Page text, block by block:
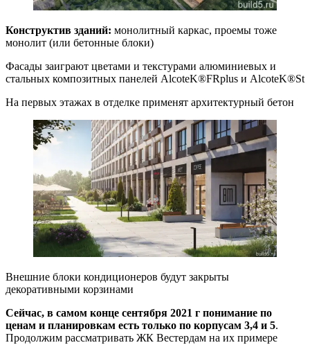
Конструктив зданий: монолитный каркас, проемы тоже
монолит (или бетонные блоки)
Фасады заиграют цветами и текстурами алюминиевых и
стальных композитных панелей AlcoteK®FRplus и AlcoteK®St
На первых этажах в отделке применят архитектурный бетон
Внешние блоки кондиционеров будут закрыты
декоративными корзинами
Сейчас, в самом конце сентября 2021 г понимание по
ценам и планировкам есть только по корпусам 3,4 и 5.
Продолжим рассматривать ЖК Вестердам на их примере